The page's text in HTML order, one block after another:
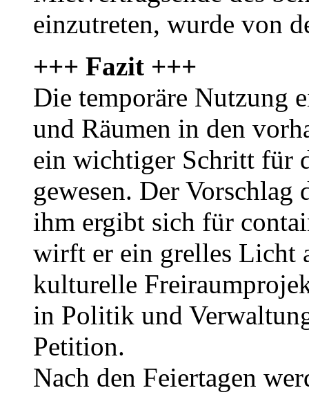
einzutreten, wurde von
+++ Fazit +++
Die temporäre Nutzung
und Räumen in den
ein wichtiger Schritt für
gewesen. Der
ihm ergibt sich für
wirft er ein grelles Licht
kulturelle
in Politik und
Petition.
Nach den Feiertagen